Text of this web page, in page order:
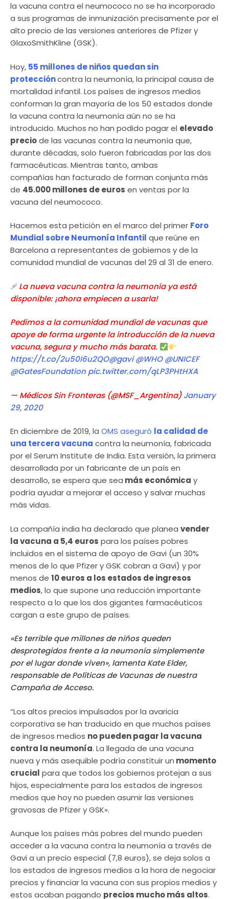
la vacuna contra el neumococo no se ha incorporado
a sus programas de inmunización precisamente por el
alto precio de las versiones anteriores de Pfizer y
GlaxoSmithKline (GSK).
Hoy, 55 millones de niños quedan sin
proteccióncontra la neumonía, la principal causa de
mortalidad infantil. Los países de ingresos medios
conforman la gran mayoría de los 50 estados donde
la vacuna contra la neumonía aún no se ha
introducido. Muchos no han podido pagar el elevado
preciode las vacunas contra la neumonía que,
durante décadas, solo fueron fabricadas por las dos
farmacéuticas. Mientras tanto, ambas
compañías han facturado de forman conjunta más
de 45.000 millones de euros en ventas por la
vacuna del neumococo.
Hacemos esta petición en el marco del primer Foro
Mundial sobre Neumonía Infantil que reúne en
Barcelona a representantes de gobiernos y de la
comunidad mundial de vacunas del 29 al 31 de enero.
La nueva vacuna contra la neumonía ya está
disponible: ¡ahora empiecen a usarla!
Pedimos a la comunidad mundial de vacunas que
apoye de forma urgente la introducción de la nueva
vacuna, segura y mucho más barata.
https://t.co/2u50I6u2QO@gavi @WHO @UNICEF
@GatesFoundation pic.twitter.com/qLP3PHtHXA
— Médicos Sin Fronteras (@MSF_Argentina)January
29, 2020
En diciembre de 2019, la OMS aseguró la calidad de
una tercera vacuna contra la neumonía, fabricada
por el Serum Institute de India. Esta versión, la primera
desarrollada por un fabricante de un país en
desarrollo, se espera que sea más económica y
podría ayudar a mejorar el acceso y salvar muchas
más vidas.
La compañía india ha declarado que planea vender
la vacuna a 5,4 euros para los países pobres
incluidos en el sistema de apoyo de Gavi (un 30%
menos de lo que Pfizer y GSK cobran a Gavi) y por
menos de 10 euros a los estados de ingresos
medios, lo que supone una reducción importante
respecto a lo que los dos gigantes farmacéuticos
cargan a este grupo de países.
«Es terrible que millones de niños queden
desprotegidos frente a la neumonía simplemente
por el lugar donde viven», lamenta Kate Elder,
responsable de Políticas de Vacunas de nuestra
Campaña de Acceso.
“Los altos precios impulsados por la avaricia
corporativa se han traducido en que muchos países
de ingresos medios no pueden pagar la vacuna
contra la neumonía. La llegada de una vacuna
nueva y más asequible podría constituir un momento
crucial para que todos los gobiernos protejan a sus
hijos, especialmente para los estados de ingresos
medios que hoy no pueden asumir las versiones
gravosas de Pfizer y GSK».
Aunque los países más pobres del mundo pueden
acceder a la vacuna contra la neumonía a través de
Gavi a un precio especial (7,8 euros), se deja solos a
los estados de ingresos medios a la hora de negociar
precios y financiar la vacuna con sus propios medios y
estos acaban pagando precios mucho más altos.